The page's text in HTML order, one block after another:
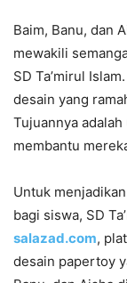
Baim, Banu, dan
mewakili
SD Ta’mirul
desain yang
Tujuannya
membantu
Untuk
bagi siswa, SD
salazad.com,
desain papertoy